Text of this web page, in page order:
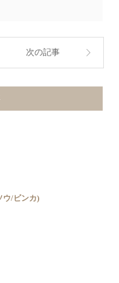
次の記事
ウ/ビンカ)